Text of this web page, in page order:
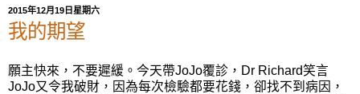
2015年12月19日星期六
我的期望
願主快來，不要遲緩。今天帶JoJo覆診，Dr Richard笑言
JoJo又令我破財，因為每次檢驗都要花錢，卻找不到病因，